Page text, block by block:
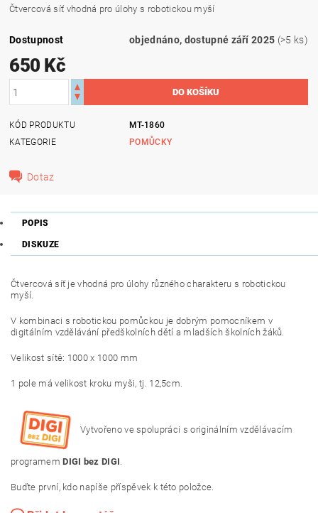
Čtvercová síť vhodná pro úlohy s robotickou myší
Dostupnost objednáno, dostupné září 2025 (>5 ks)
650 Kč
KÓD PRODUKTU
MT-1860
KATEGORIE
POMŮCKY
Dotaz
POPIS
DISKUZE
Čtvercová síť je vhodná pro úlohy různého charakteru s robotickou
myší.
V kombinaci s robotickou pomůckou je dobrým pomocníkem v
digitálním vzdělávání předškolních dětí a mladších školních žáků.
Velikost sítě: 1000 x 1000 mm
1 pole má velikost kroku myši, tj. 12,5cm.
Vytvořeno ve spolupráci s originálním vzdělávacím
programemDIGI bez DIGI.
Buďte první, kdo napíše příspěvek k této položce.